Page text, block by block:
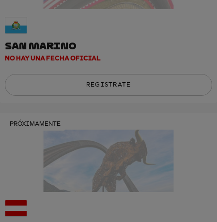
SAN MARINO
NO HAY UNA FECHA OFICIAL
REGISTRATE
PRÓXIMAMENTE